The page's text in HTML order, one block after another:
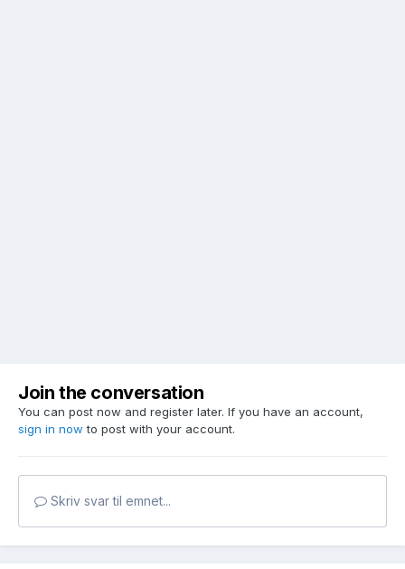
Join the conversation
You can post now and register later. If you have an account,
sign in now to post with your account.
Skriv svar til emnet...